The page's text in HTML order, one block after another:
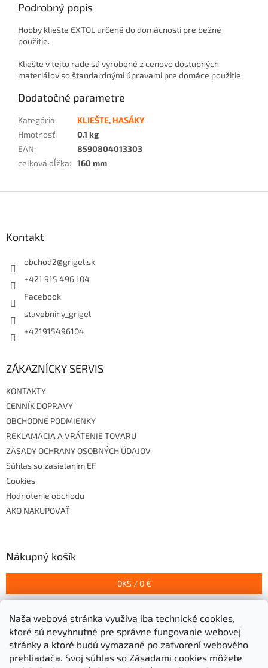
Naša webová stránka využíva iba technické cookies,
ktoré sú nevyhnutné pre správne fungovanie webovej
stránky a ktoré budú vymazané po zatvorení webového
prehliadača. Svoj súhlas so Zásadami cookies môžete
Podrobný popis
Hobby kliešte EXTOL určené do domácnosti pre bežné
použitie.
Kliešte v tejto rade sú vyrobené z cenovo dostupných
materiálov so štandardnými úpravami pre domáce použitie.
Dodatočné parametre
Kategória:
KLIEŠTE, HASÁKY
Hmotnosť:
0.1 kg
EAN:
8590804013303
celková dĺžka: 160 mm
Kontakt
obchod2@grigel.sk
+421 915 496 104
Facebook
stavebniny_grigel
+421915496104
ZÁKAZNÍCKY SERVIS
KONTAKTY
CENNÍK DOPRAVY
OBCHODNÉ PODMIENKY
REKLAMÁCIA A VRÁTENIE TOVARU
ZÁSADY OCHRANY OSOBNÝCH ÚDAJOV
Súhlas so zasielaním EF
Cookies
Hodnotenie obchodu
AKO NAKUPOVAŤ
Nákupný košík
0KS / 0 €
Prijímame online platby